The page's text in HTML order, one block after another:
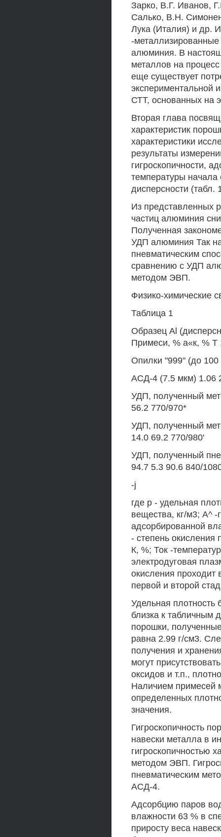
Зарко, В.Г. Иванов,
Салько, В.Н.
Лука (Италия) и др.
-
алюминия. В
металлов на
еще существует
экспериментальной
СТТ, основанных на
Вторая глава
характеристик
характеристики
результаты
гигроскопичности,
температуры
дисперсности (табл.
Из представленных
частиц алюминия
Полученная
УДП алюминия Так
пневматическим
сравнению с УДП
методом ЭВП.
Физико-химические
Таблица 1
Образец Al
Примеси, % а«к, % Т
Опилки "999" (до
АСД-4 (7.5 мкм) 1.06
УДП, полученный
56.2 770/970*
УДП, полученный
14.0 69.2 770/980'
УДП, полученный
94.7 5.3 90.6 840/
-j
где р - удельная
вещества, кг/м3; А^ -
адсорбированной
- степень
К, %; Ток -
электродуговая
окисления проходит
первой и второй
Удельная
близка к табличным
порошки,
равна 2.99 г/см3.
получения и
могут
оксидов и т.п.,
Наличием примесей
определенных
значения.
Гигроскопичность
навески металла в
гигроскопичностью
методом ЭВП.
пневматическим
АСД-4.
Адсорбцию паров
влажности 63 % в
приросту веса